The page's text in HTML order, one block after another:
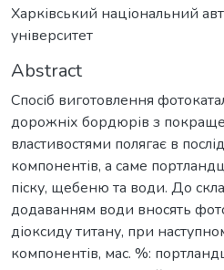
Харківський національний
університет
Abstract
Спосіб виготовлення
дорожніх бордюрів з
властивостями полягає в
компонентів, а саме
піску, щебеню та води. До
додаванням води вносять
діоксиду титану, при
компонентів, мас. %: